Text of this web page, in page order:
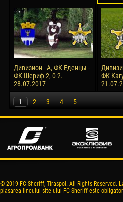
Дивизион - А, ФК Еденцы -
ФК Шериф-2, 0-2.
28.07.2017
ФК
1 2 3 4 5
© 2019 FC Sheriff, Tiraspol. All Rights
plasarea lincului site-ului FC Sheriff este